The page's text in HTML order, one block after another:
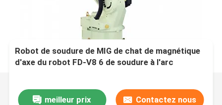
Robot de soudure de MIG de chat de magnétique
d'axe du robot FD-V8 6 de soudure à l'arc
meilleur prix
Contactez nous